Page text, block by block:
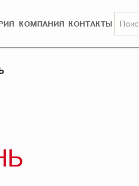
КОМПАНИЯ КОНТАКТЫ